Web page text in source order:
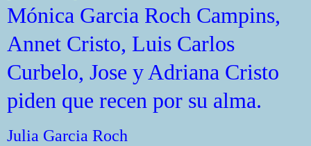
Mónica Garcia Roch Campins,
Annet Cristo, Luis Carlos
Curbelo, Jose y Adriana Cristo
piden que recen por su alma.
Julia Garcia Roch